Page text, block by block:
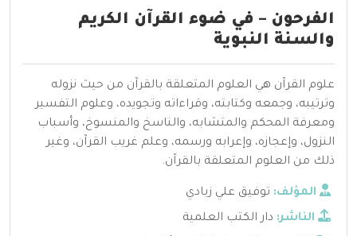
الفرحون – في ضوء القرآن الكريم
والسنة النبوية
علوم القرآن هي العلوم المتعلقة بالقرآن من حيث نزوله
وترتيبه، وجمعه وكتابته، وقراءاته وتجويده، وعلوم التفسير
ومعرفة المحكم والمتشابه، والناسخ والمنسوخ، وأسباب
النزول، وإعجازه، وإعرابه ورسمه، وعلم غريب القرآن، وغير
ذلك من العلوم المتعلقة بالقرآن.
المؤلف: توفيق علي زبادي
الناشر: دار الكتب العلمية